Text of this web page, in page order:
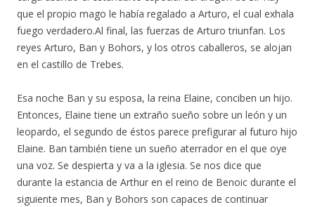
que el propio mago le había regalado a Arturo, el cual exhala
fuego verdadero.Al final, las fuerzas de Arturo triunfan. Los
reyes Arturo, Ban y Bohors, y los otros caballeros, se alojan
en el castillo de Trebes.
Esa noche Ban y su esposa, la reina Elaine, conciben un hijo.
Entonces, Elaine tiene un extraño sueño sobre un león y un
leopardo, el segundo de éstos parece prefigurar al futuro hijo
Elaine. Ban también tiene un sueño aterrador en el que oye
una voz. Se despierta y va a la iglesia. Se nos dice que
durante la estancia de Arthur en el reino de Benoic durante el
siguiente mes, Ban y Bohors son capaces de continuar